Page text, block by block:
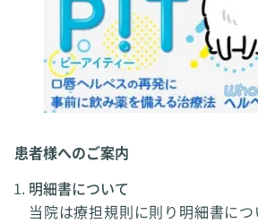
患者様へのご案内
明細書について
当院は療担規則に則り明細書に